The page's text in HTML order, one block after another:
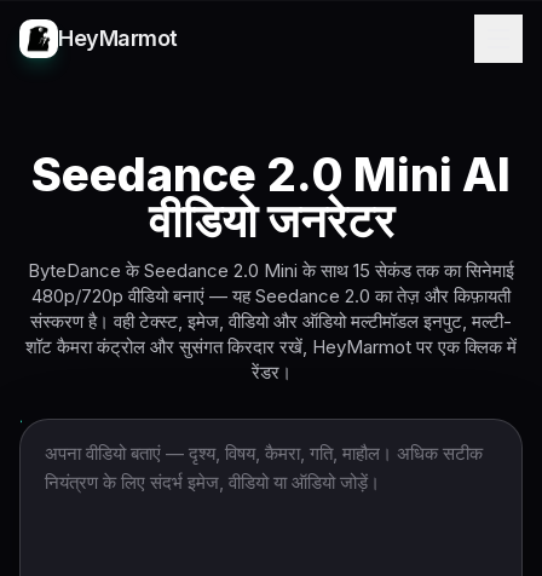
HeyMarmot
Seedance 2.0 Mini AI
वीडियो जनरेटर
ByteDance के Seedance 2.0 Mini के साथ 15 सेकंड तक का सिनेमाई
480p/720p वीडियो बनाएं — यह Seedance 2.0 का तेज़ और किफ़ायती
संस्करण है। वही टेक्स्ट, इमेज, वीडियो और ऑडियो मल्टीमॉडल इनपुट, मल्टी-
शॉट कैमरा कंट्रोल और सुसंगत किरदार रखें, HeyMarmot पर एक क्लिक में
रेंडर।